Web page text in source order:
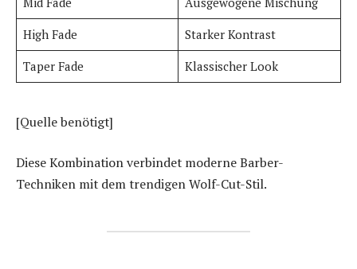
High Fade
Starker Kontrast
Taper Fade
Klassischer Look
[Quelle benötigt]
Diese Kombination verbindet moderne Barber-
Techniken mit dem trendigen Wolf-Cut-Stil.